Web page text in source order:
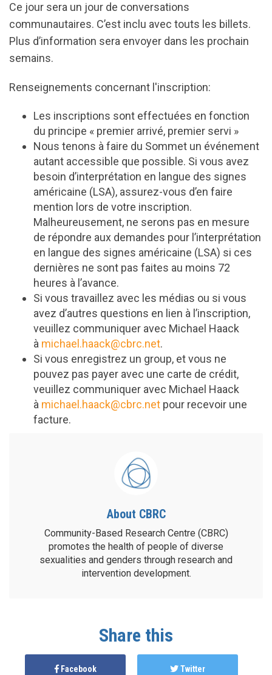
Ce jour sera un jour de conversations
communautaires. C’est inclu avec touts les billets.
Plus d’information sera envoyer dans les prochain
semains.
Renseignements concernant l'inscription:
Les inscriptions sont effectuées en fonction
du principe « premier arrivé, premier servi »
Nous tenons à faire du Sommet un événement
autant accessible que possible. Si vous avez
besoin d’interprétation en langue des signes
américaine (LSA), assurez-vous d’en faire
mention lors de votre inscription.
Malheureusement, ne serons pas en mesure
de répondre aux demandes pour l’interprétation
en langue des signes américaine (LSA) si ces
dernières ne sont pas faites au moins 72
heures à l’avance.
Si vous travaillez avec les médias ou si vous
avez d’autres questions en lien à l’inscription,
veuillez communiquer avec Michael Haack
à michael.haack@cbrc.net.
Si vous enregistrez un group, et vous ne
pouvez pas payer avec une carte de crédit,
veuillez communiquer avec Michael Haack
à michael.haack@cbrc.net pour recevoir une
facture.
About CBRC
Community-Based Research Centre (CBRC)
promotes the health of people of diverse
sexualities and genders through research and
intervention development.
Share this
Facebook Twitter